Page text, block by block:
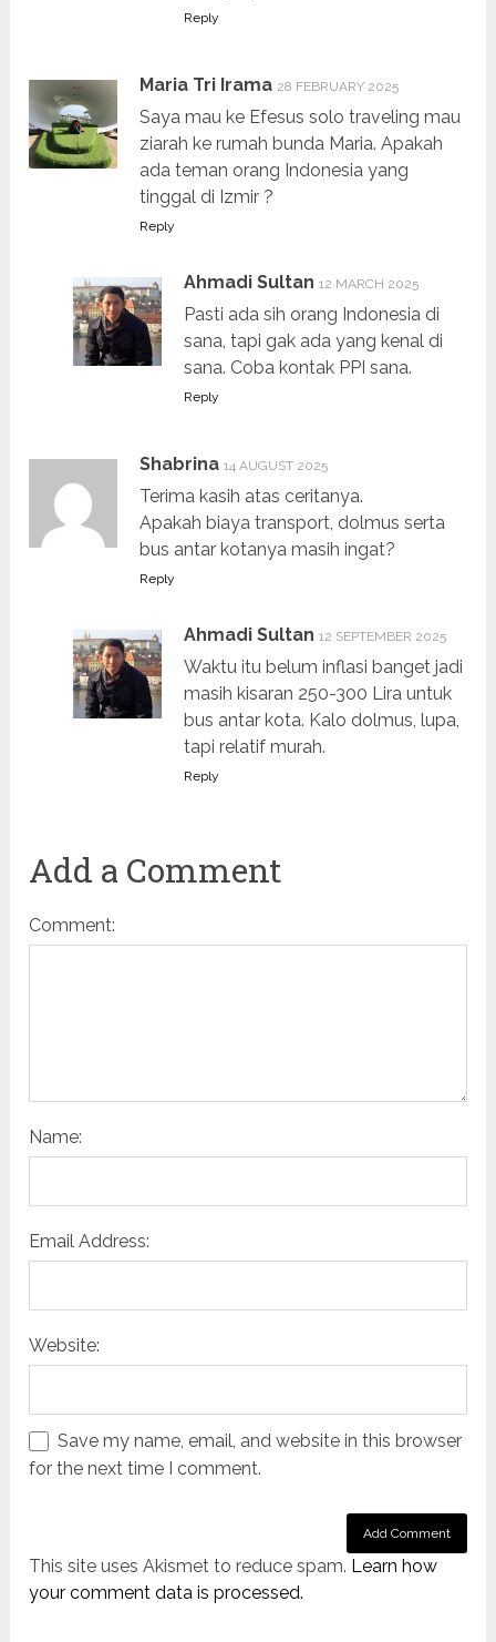
Reply
Maria Tri Irama 28 FEBRUARY 2025
Saya mau ke Efesus solo traveling mau
ziarah ke rumah bunda Maria. Apakah
ada teman orang Indonesia yang
tinggal di Izmir ?
Reply
Ahmadi Sultan 12 MARCH 2025
Pasti ada sih orang Indonesia di
sana, tapi gak ada yang kenal di
sana. Coba kontak PPI sana.
Reply
Shabrina 14 AUGUST 2025
Terima kasih atas ceritanya.
Apakah biaya transport, dolmus serta
bus antar kotanya masih ingat?
Reply
Ahmadi Sultan 12 SEPTEMBER 2025
Waktu itu belum inflasi banget jadi
masih kisaran 250-300 Lira untuk
bus antar kota. Kalo dolmus, lupa,
tapi relatif murah.
Reply
Add a Comment
Comment:
Name:
Email Address:
Website:
Save my name, email, and website in this browser
for the next time I comment.
This site uses Akismet to reduce spam. Learn how
your comment data is processed.